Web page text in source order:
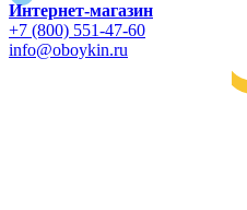
Интернет-магазин
+7 (800) 551-47-60
info@oboykin.ru